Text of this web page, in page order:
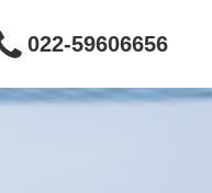
022-59606656